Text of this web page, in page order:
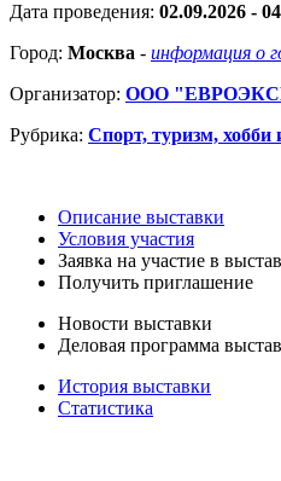
Дата проведения: 02.09.2026 -
Город: Москва - информация о
Организатор: ООО
Рубрика: Спорт, туризм, хобби
Описание выставки
Условия участия
Заявка на участие в
Получить приглашение
Новости выставки
Деловая программа
История выставки
Статистика